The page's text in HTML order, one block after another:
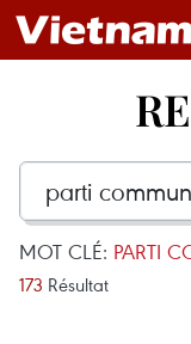
MOT CLÉ: PARTI
173 Résultat